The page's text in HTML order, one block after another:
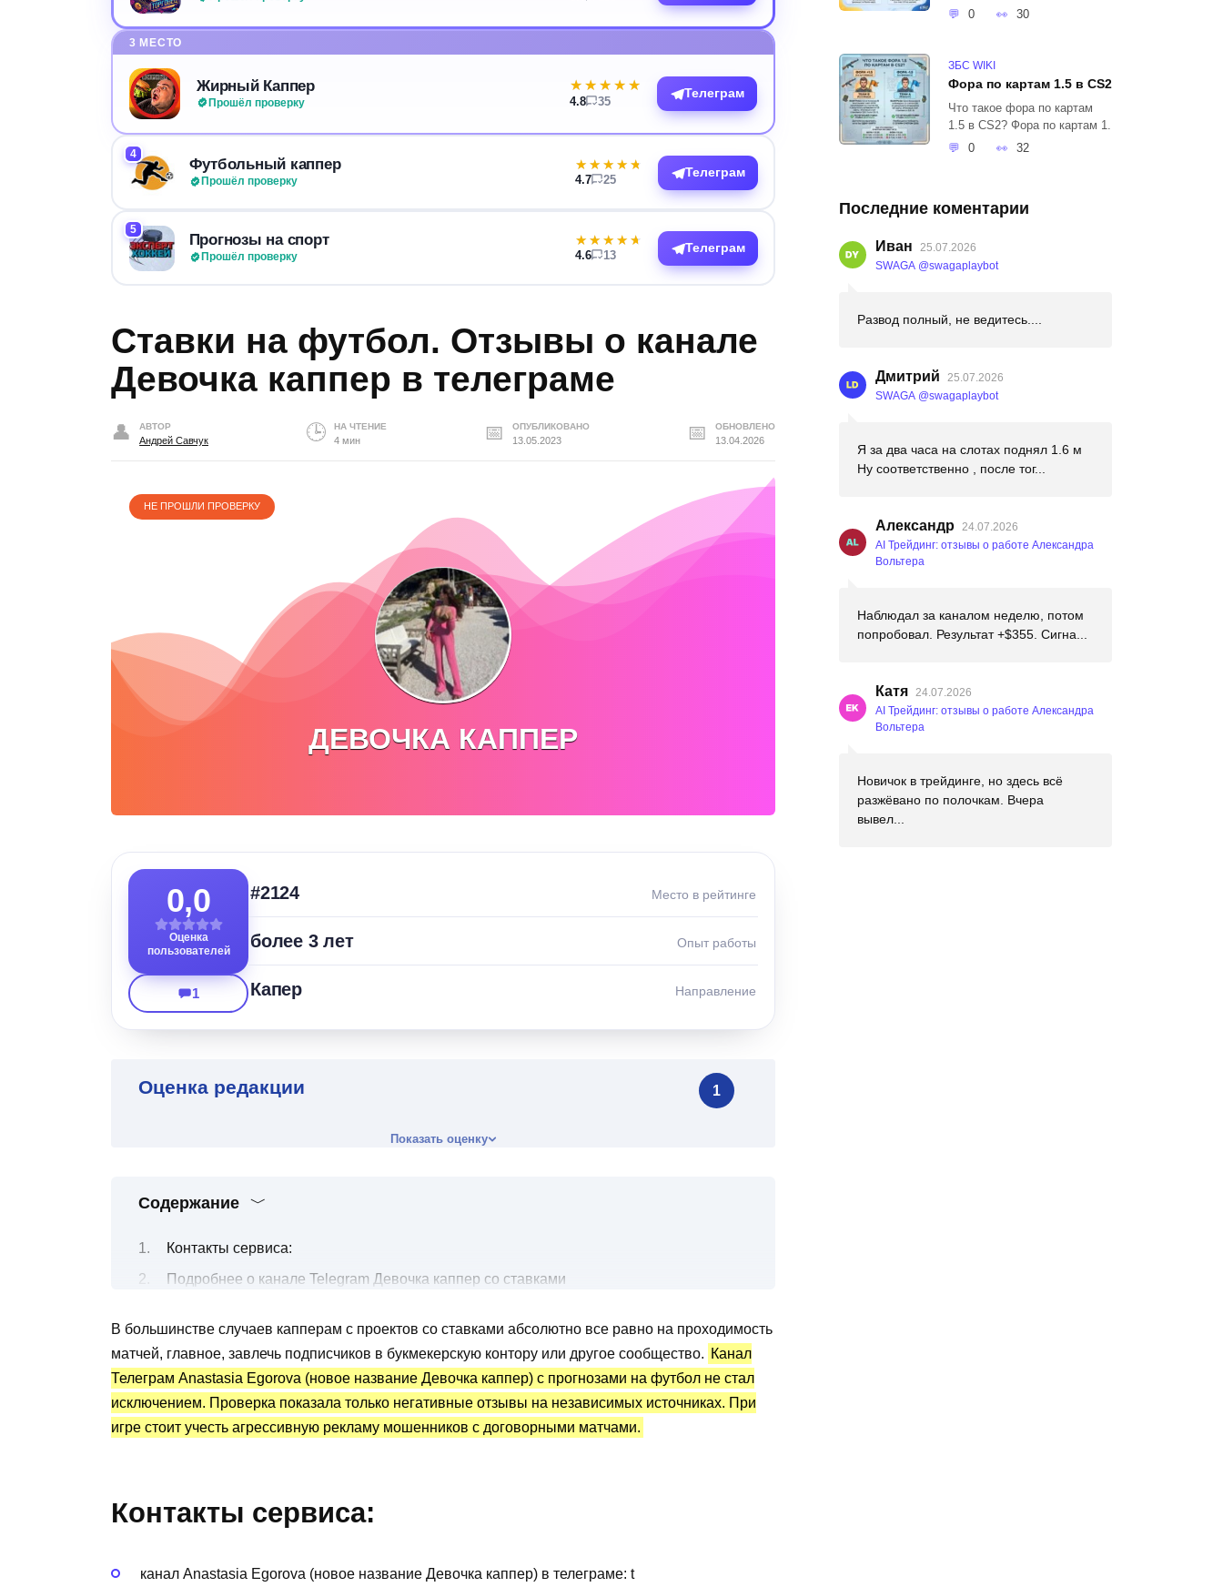
3 МЕСТО
Жирный Каппер
Прошёл проверку
★★★★★
★★★★★
4.8 35
Телеграм
4
Футбольный каппер
Прошёл проверку
★★★★★
★★★★★
4.7 25
Телеграм
5
Прогнозы на спорт
Прошёл проверку
★★★★★
★★★★★
4.6 13
Телеграм
Ставки на футбол. Отзывы о канале
Девочка каппер в телеграме
АВТОР
Андрей Савчук
НА ЧТЕНИЕ
4 мин
ОПУБЛИКОВАНО
13.05.2023
ОБНОВЛЕНО
13.04.2026
ДЕВОЧКА КАППЕР
НЕ ПРОШЛИ ПРОВЕРКУ
0,0
Оценка
пользователей
1
#2124 Место в рейтинге
более 3 лет Опыт работы
Капер Направление
Оценка редакции 1
Показать оценку
Содержание
Контакты сервиса:
Подробнее о канале Telegram Девочка каппер со ставками
Канал Telegram Девочка каппер: статистика и отзывы
Преимущества и недостатки
В большинстве случаев капперам с проектов со ставками абсолютно все равно на проходимость
матчей, главное, завлечь подписчиков в букмекерскую контору или другое сообщество. Канал
Телеграм Anastasia Egorova (новое название Девочка каппер) с прогнозами на футбол не стал
исключением. Проверка показала только негативные отзывы на независимых источниках. При
игре стоит учесть агрессивную рекламу мошенников с договорными матчами.
Контакты сервиса:
канал Anastasia Egorova (новое название Девочка каппер) в телеграме: t
0
30
ЗБС WIKI
Фора по картам 1.5 в CS2
Что такое фора по картам
1.5 в CS2? Фора по картам 1.
0
32
Последние коментарии
Иван
25.07.2026
SWAGA @swagaplaybot
Развод полный, не ведитесь....
Дмитрий
25.07.2026
SWAGA @swagaplaybot
Я за два часа на слотах поднял 1.6 м
Ну соответственно , после тог...
Александр
24.07.2026
AI Трейдинг: отзывы о работе Александра
Вольтера
Наблюдал за каналом неделю, потом
попробовал. Результат +$355. Сигна...
Катя 24.07.2026
AI Трейдинг: отзывы о работе Александра
Вольтера
Новичок в трейдинге, но здесь всё
разжёвано по полочкам. Вчера
вывел...